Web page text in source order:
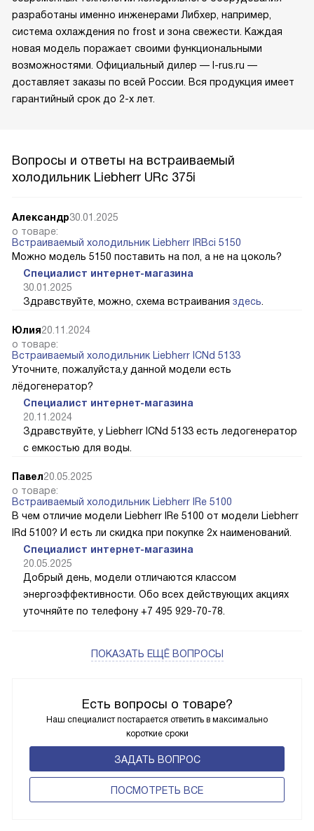
разработаны именно инженерами Либхер, например,
система охлаждения no frost и зона свежести. Каждая
новая модель поражает своими функциональными
возможностями. Официальный дилер — l-rus.ru —
доставляет заказы по всей России. Вся продукция имеет
гарантийный срок до 2-х лет.
Вопросы и ответы на встраиваемый
холодильник Liebherr URc 375i
Есть вопросы о товаре?
Наш специалист постарается ответить в максимально
короткие сроки
ЗАДАТЬ ВОПРОС
ПОCМОТРЕТЬ ВСЕ
Александр30.01.2025
о товаре:
Встраиваемый холодильник Liebherr IRBci 5150
Можно модель 5150 поставить на пол, а не на цоколь?
Специалист интернет-магазина
30.01.2025
Здравствуйте, можно, схема встраивания здесь.
Юлия20.11.2024
о товаре:
Встраиваемый холодильник Liebherr ICNd 5133
Уточните, пожалуйста,у данной модели есть
лёдогенератор?
Специалист интернет-магазина
20.11.2024
Здравствуйте, у Liebherr ICNd 5133 есть ледогенератор
с емкостью для воды.
Павел20.05.2025
о товаре:
Встраиваемый холодильник Liebherr IRe 5100
В чем отличие модели Liebherr IRe 5100 от модели Liebherr
IRd 5100? И есть ли скидка при покупке 2х наименований.
Специалист интернет-магазина
20.05.2025
Добрый день, модели отличаются классом
энергоэффективности. Обо всех действующих акциях
уточняйте по телефону +7 495 929-70-78.
ПОКАЗАТЬ ЕЩЁ ВОПРОСЫ